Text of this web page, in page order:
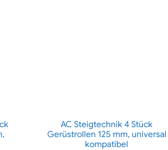
AC Steigtechnik 4 Stück
Gerüstrollen 125 mm, universal
kompatibel